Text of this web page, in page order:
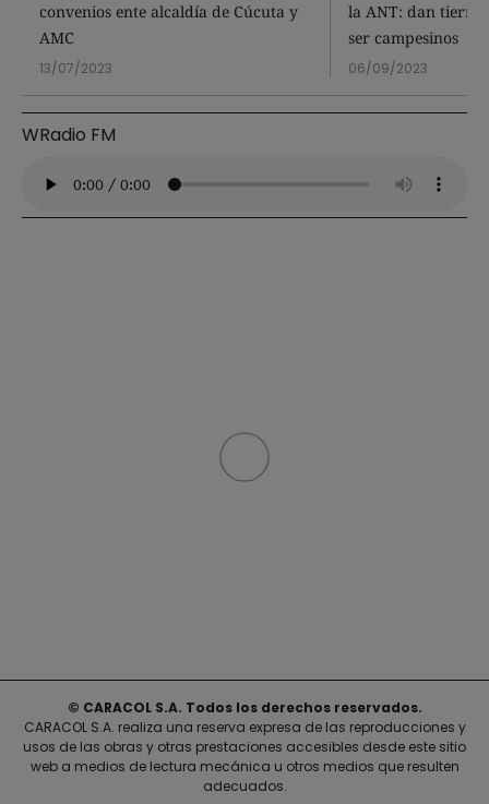
convenios ente alcaldía de Cúcuta y
AMC
13/07/2023
la ANT: dan
ser campesinos
06/09/2023
WRadio FM
© CARACOL S.A. Todos los derechos reservados.
CARACOL S.A. realiza una reserva expresa de las reproducciones y
usos de las obras y otras prestaciones accesibles desde este sitio
web a medios de lectura mecánica u otros medios que resulten
adecuados.